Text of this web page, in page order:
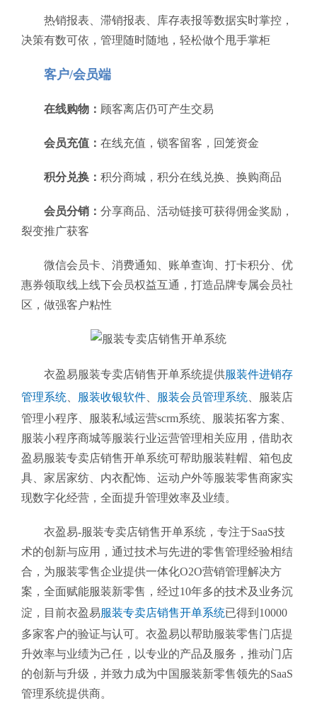
热销报表、滞销报表、库存表报等数据实时掌控，
决策有数可依，管理随时随地，轻松做个甩手掌柜
客户/会员端
在线购物： 顾客离店仍可产生交易
会员充值： 在线充值，锁客留客，回笼资金
积分兑换： 积分商城，积分在线兑换、换购商品
会员分销： 分享商品、活动链接可获得佣金奖励，
裂变推广获客
微信会员卡、消费通知、账单查询、打卡积分、优
惠券领取线上线下会员权益互通，打造品牌专属会员社
区，做强客户粘性
衣盈易服装专卖店销售开单系统提供服装件进销存
管理系统
服装收银软件 服装会员管理系统
服装店
管理小程序、服装私域运营scrm系统、服装拓客方案、
服装小程序商城等服装行业运营管理相关应用，借助衣
盈易服装专卖店销售开单系统可帮助服装鞋帽、箱包皮
具、家居家纺、内衣配饰、运动户外等服装零售商家实
现数字化经营，全面提升管理效率及业绩。
衣盈易-服装专卖店销售开单系统 ，专注于SaaS技
术的创新与应用，通过技术与先进的零售管理经验相结
合，为服装零售企业提供一体化O2O营销管理解决方
案，全面赋能服装新零售，经过10年多的技术及业务沉
淀，目前衣盈易服装专卖店销售开单系统已得到10000
多家客户的验证与认可。衣盈易以帮助服装零售门店提
升效率与业绩为己任，以专业的产品及服务，推动门店
的创新与升级，并致力成为中国服装新零售领先的SaaS
管理系统提供商。